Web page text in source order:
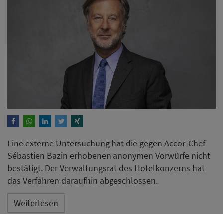
Eine externe Untersuchung hat die gegen Accor-Chef
Sébastien Bazin erhobenen anonymen Vorwürfe nicht
bestätigt. Der Verwaltungsrat des Hotelkonzerns hat
das Verfahren daraufhin abgeschlossen.
Weiterlesen